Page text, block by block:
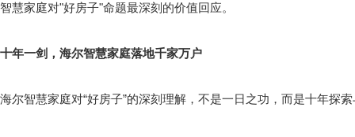
智慧家庭对"好房子"命题最深刻的价值回应。
十年一剑，海尔智慧家庭落地千家万户
海尔智慧家庭对“好房子”的深刻理解，不是一日之功，而是十年探